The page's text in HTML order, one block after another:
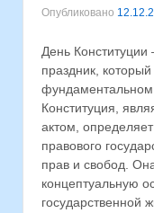
Опубликовано
День
праздник,
фундаментальном
Конституция,
актом,
правового
прав и свобод.
концептуальную
государственной